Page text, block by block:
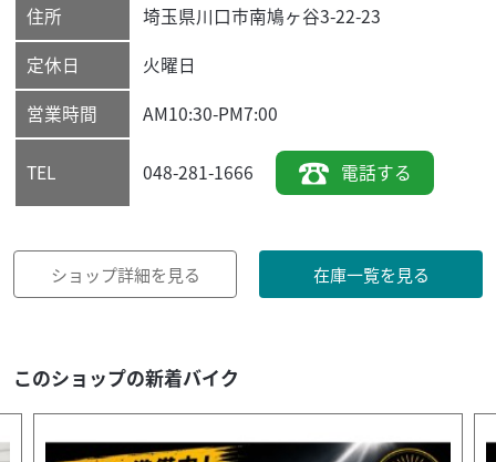
住所 埼玉県川口市南鳩ヶ谷3-22-23
定休日
火曜日
営業時間
AM10:30-PM7:00
TEL 048-281-1666 電話する
ショップ詳細を見る 在庫一覧を見る
このショップの新着バイク